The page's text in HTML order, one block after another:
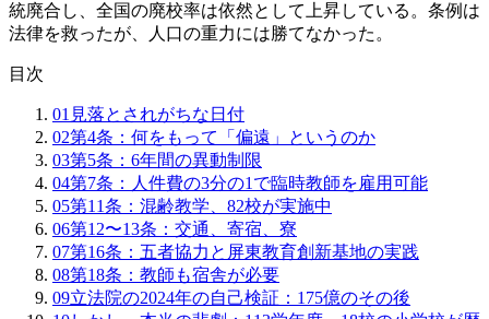
統廃合し、全国の廃校率は依然として上昇している。条例は
法律を救ったが、人口の重力には勝てなかった。
目次
01 見落とされがちな日付
02第4条：何をもって「偏遠」というのか
03第5条：6年間の異動制限
04第7条：人件費の3分の1で臨時教師を雇用可能
05第11条：混齢教学、82校が実施中
06第12〜13条：交通、寄宿、寮
07第16条：五者協力と屏東教育創新基地の実践
08第18条：教師も宿舎が必要
09立法院の2024年の自己検証：175億のその後